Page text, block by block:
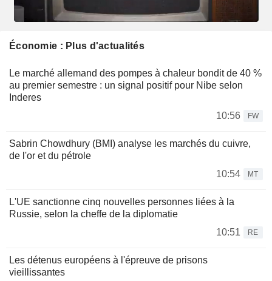
Économie : Plus d'actualités
Le marché allemand des pompes à chaleur bondit de 40 %
au premier semestre : un signal positif pour Nibe selon
Inderes
10:56
FW
Sabrin Chowdhury (BMI) analyse les marchés du cuivre,
de l'or et du pétrole
10:54
MT
L'UE sanctionne cinq nouvelles personnes liées à la
Russie, selon la cheffe de la diplomatie
10:51
RE
Les détenus européens à l'épreuve de prisons
vieillissantes